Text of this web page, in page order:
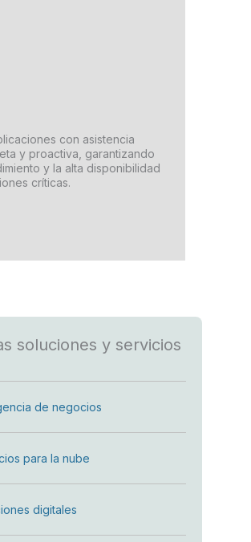
con asistencia
y proactiva, garantizando
y la alta disponibilidad
críticas.
soluciones y servicios
de negocios
para la nube
digitales